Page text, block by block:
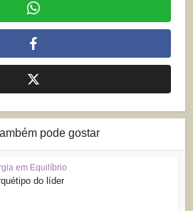
pode gostar
em Equilíbrio
do líder